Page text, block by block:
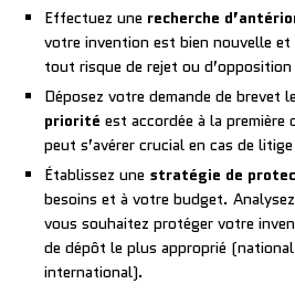
Effectuez une recherche
votre invention est bien nouvelle
tout risque de rejet ou
Déposez votre demande de brevet
priorité est accordée à la première
peut s’avérer crucial en cas de
Établissez une stratégie de
besoins et à votre budget.
vous souhaitez protéger votre
de dépôt le plus approprié
international).